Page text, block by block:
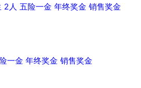
2人 五险一金 年终奖金 销售奖金
一金 年终奖金 销售奖金